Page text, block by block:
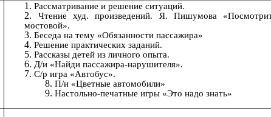
Рассматривание и решение ситуаций.
Чтение худ. произведений. Я. Пишумова
мостовой».
Беседа на тему «Обязанности пассажира»
Решение практических заданий.
Рассказы детей из личного опыта.
Д/и «Найди пассажира-нарушителя».
С/р игра «Автобус».
П/и «Цветные автомобили»
Настольно-печатные игры «Это надо знать»